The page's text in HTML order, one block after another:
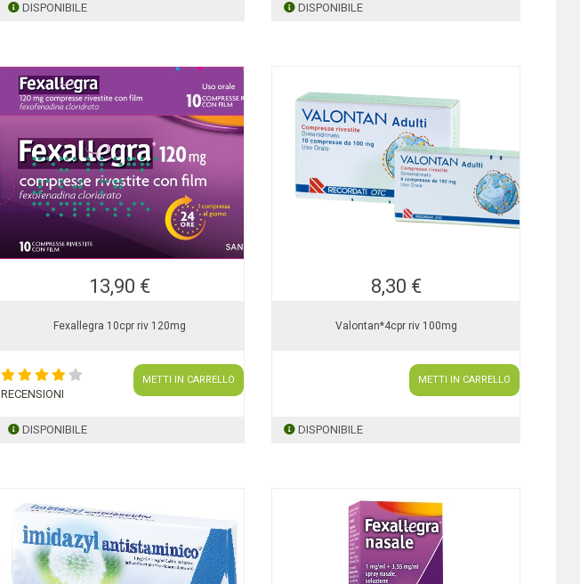
DISPONIBILE DISPONIBILE
13,90 €
Fexallegra 10cpr riv 120mg
RECENSIONI
METTI IN CARRELLO
DISPONIBILE
8,30 €
Valontan*4cpr riv 100mg
METTI IN CARRELLO
DISPONIBILE